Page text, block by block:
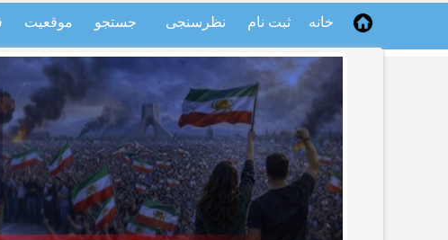
خانه ثبت نام نظرسنجی جستجو موقعیت